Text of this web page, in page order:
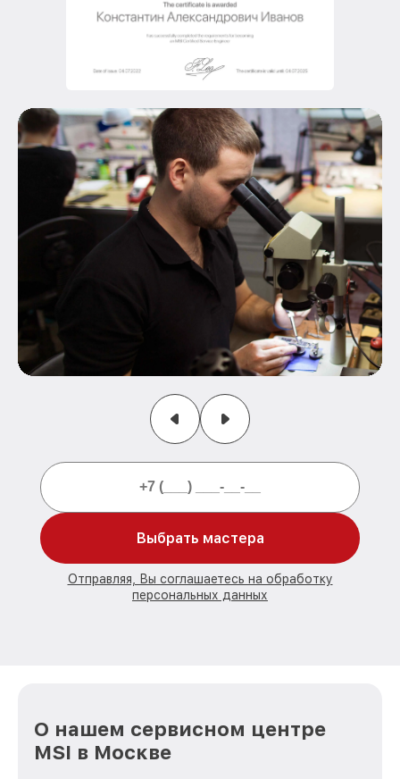
Выбрать мастера
Отправляя, Вы соглашаетесь на обработку
персональных данных
О нашем сервисном центре
MSI в Москве